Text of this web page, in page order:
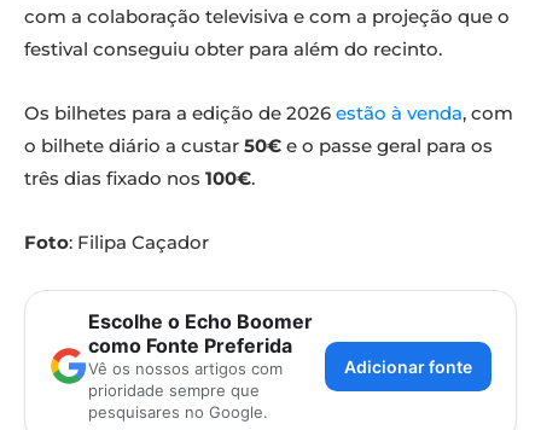
com a colaboração televisiva e com a projeção que o
festival conseguiu obter para além do recinto.
Os bilhetes para a edição de 2026 estão à venda, com
o bilhete diário a custar 50€ e o passe geral para os
três dias fixado nos 100€.
Foto: Filipa Caçador
Escolhe o Echo Boomer
como Fonte Preferida
Vê os nossos artigos com
prioridade sempre que
pesquisares no Google.
Adicionar fonte